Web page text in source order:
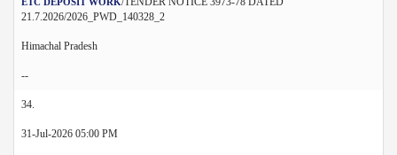
21.7.2026/2026_PWD_140328_2
Himachal Pradesh
--
34.
31-Jul-2026 05:00 PM